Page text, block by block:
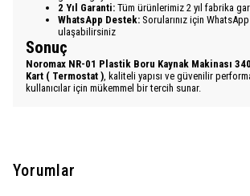
2 Yıl Garanti: Tüm ürünlerimiz 2 yıl fabrika
WhatsApp Destek: Sorularınız için
ulaşabilirsiniz
Sonuç
Noromax NR-01 Plastik Boru Kaynak Makinası
Kart ( Termostat ), kaliteli yapısı ve güvenilir
kullanıcılar için mükemmel bir tercih sunar.
Yorumlar